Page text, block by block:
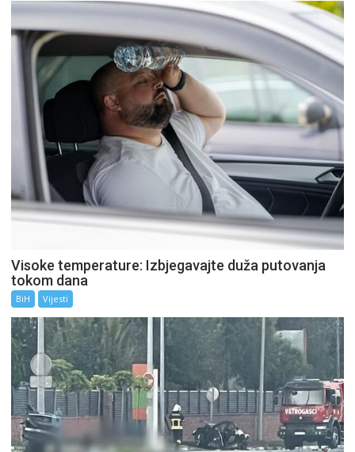
Visoke temperature: Izbjegavajte duža putovanja
tokom dana
BiH Vijesti